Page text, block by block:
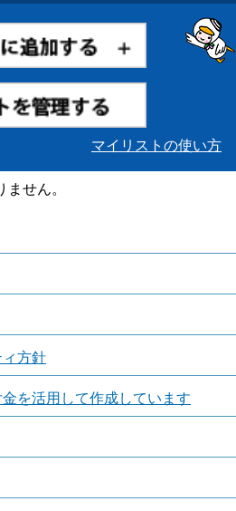
マイリストの使い方
せん。
方針
を活用して作成しています